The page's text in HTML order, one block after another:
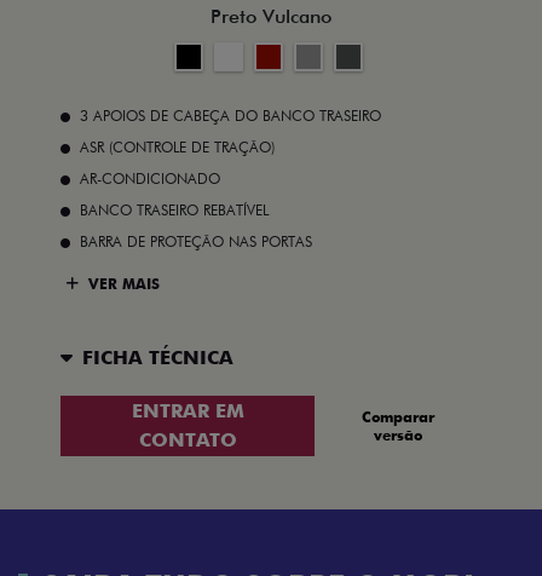
Preto Vulcano
3 APOIOS DE CABEÇA DO BANCO TRASEIRO
ASR (CONTROLE DE TRAÇÃO)
AR-CONDICIONADO
BANCO TRASEIRO REBATÍVEL
BARRA DE PROTEÇÃO NAS PORTAS
VER MAIS
FICHA TÉCNICA
ENTRAR EM
CONTATO
Comparar
versão